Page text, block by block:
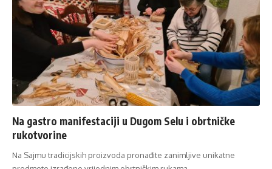
Na gastro manifestaciji u Dugom Selu i obrtničke
rukotvorine
Na Sajmu tradicijskih proizvoda pronađite zanimljive unikatne